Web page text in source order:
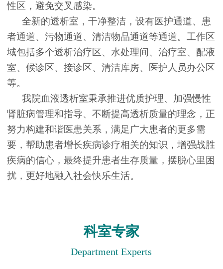
性区，避免交叉感染。
全新的透析室，干净整洁，设有医护通道、患
者通道、污物通道、清洁物品通道等通道。工作区
域包括多个透析治疗区、水处理间、治疗室、配液
室、候诊区、接诊区、清洁库房、医护人员办公区
等。
我院血液透析室秉承推进优质护理、加强慢性
肾脏病管理和指导、不断提高透析质量的理念，正
努力构建和谐医患关系，满足广大患者的更多需
要，帮助患者增长疾病诊疗相关的知识，增强战胜
疾病的信心，最终提升患者生存质量，摆脱心里困
扰，更好地融入社会快乐生活。
科室专家
Department Experts